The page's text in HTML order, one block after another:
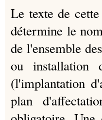
Le texte de
détermine le
de l'ensemble
ou installation
(l'implantation
plan